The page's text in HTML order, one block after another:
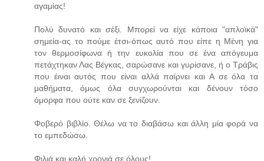
αγαμίας!
Πολύ δυνατό και σέξι. Μπορεί να είχε κάποια "απλοϊκά"
σημεία-ας το πούμε έτσι-όπως αυτό που είπε η Μένη για
τον θερμοσίφωνα ή την ευκολία που σε ένα απόγευμα
πετάχτηκαν Λας Βέγκας, σαρώσανε και γυρίσανε, ή ο Τράβις
που έιναι αυτός που είναι αλλά παίρνει και Α σε όλα τα
μαθήματα, όμως όλα συγχωρούνται και δένουν τόσο
όμορφα που ούτε καν σε ξενίζουν.
Φοβερό βιβλίο. Θέλω να το διαβάσω και άλλη μία φορά να
το εμπεδώσω.
Φιλιά και καλή χρονιά σε όλους!